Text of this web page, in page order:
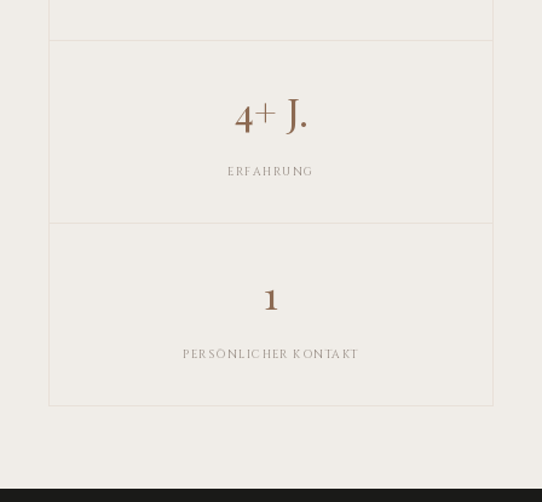
4+ J.
ERFAHRUNG
1
PERSÖNLICHER KONTAKT